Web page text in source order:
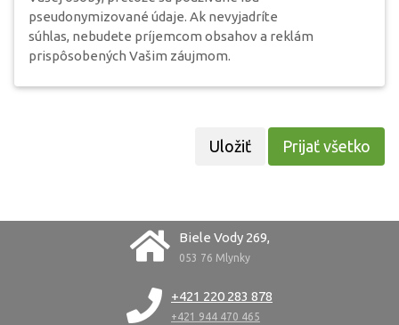
pseudonymizované údaje. Ak nevyjadríte
súhlas, nebudete príjemcom obsahov a reklám
prispôsobených Vašim záujmom.
Prijať všetko
Biele Vody 269,
053 76 Mlynky
+421 220 283 878
+421 944 470 465